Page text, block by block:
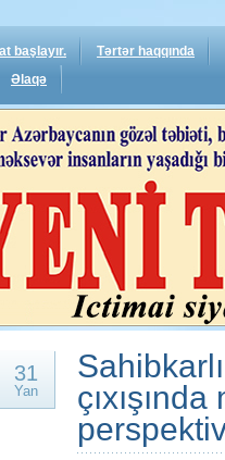
başlayır.
Tərtər haqqında
Əlaqə
31
Yan